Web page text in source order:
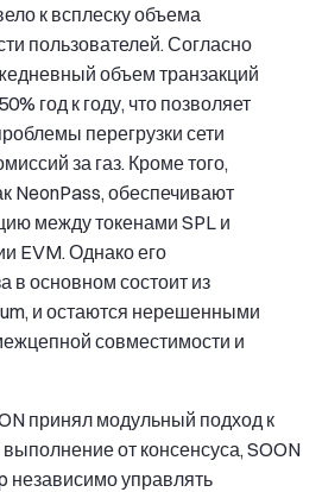
к всплеску объема
пользователей. Согласно
объем транзакций
год к году, что позволяет
перегрузки сети
за газ. Кроме того,
NeonPass, обеспечивают
между токенами SPL и
EVM. Однако его
в основном состоит из
и остаются нерешенными
совместимости и
принял модульный подход к
от консенсуса, SOON
независимо управлять